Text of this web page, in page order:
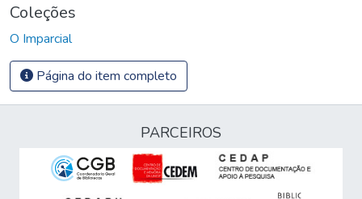
Coleções
O Imparcial
Página do item completo
PARCEIROS